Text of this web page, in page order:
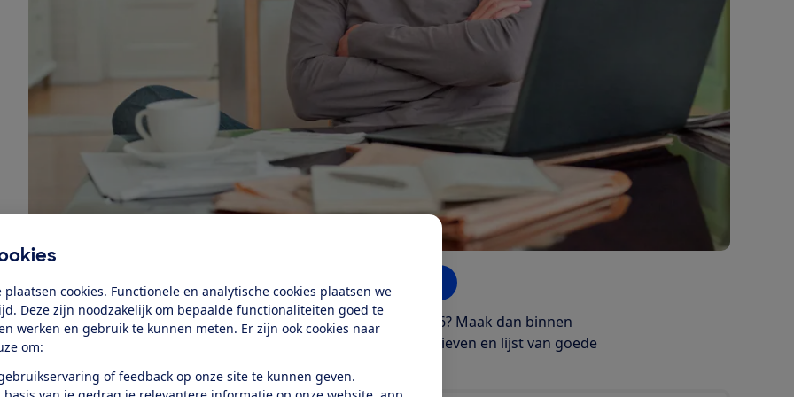
plaatsen cookies. Functionele en analytische cookies plaatsen we
Deze zijn noodzakelijk om bepaalde functionaliteiten goed te
werken en gebruik te kunnen meten. Er zijn ook cookies naar
om:
of feedback op onze site te kunnen geven.
Bekijk het artikel
Ben je het niet eens met de WOZ-waarde van je huis voor 2026? Maak dan binnen
6 weken bezwaar bij de gemeente. Gebruik onze voorbeeldbrieven en lijst van goede